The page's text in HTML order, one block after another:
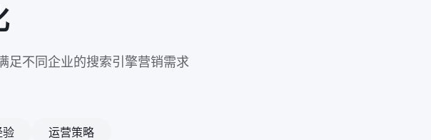
足不同企业的搜索引擎营销需求
验 运营策略